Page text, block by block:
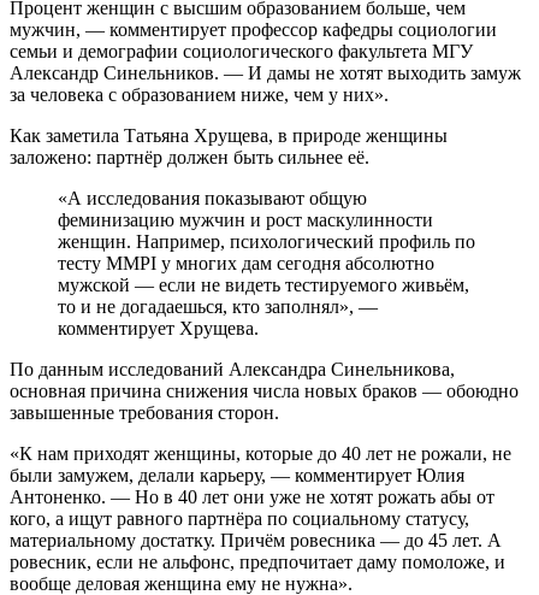
Процент женщин с высшим образованием больше, чем
мужчин, — комментирует профессор кафедры социологии
семьи и демографии социологического факультета МГУ
Александр Синельников. — И дамы не хотят выходить замуж
за человека с образованием ниже, чем у них».
Как заметила Татьяна Хрущева, в природе женщины
заложено: партнёр должен быть сильнее её.
«А исследования показывают общую
феминизацию мужчин и рост маскулинности
женщин. Например, психологический профиль по
тесту MMPI у многих дам сегодня абсолютно
мужской — если не видеть тестируемого живьём,
то и не догадаешься, кто заполнял», —
комментирует Хрущева.
По данным исследований Александра Синельникова,
основная причина снижения числа новых браков — обоюдно
завышенные требования сторон.
«К нам приходят женщины, которые до 40 лет не рожали, не
были замужем, делали карьеру, — комментирует Юлия
Антоненко. — Но в 40 лет они уже не хотят рожать абы от
кого, а ищут равного партнёра по социальному статусу,
материальному достатку. Причём ровесника — до 45 лет. А
ровесник, если не альфонс, предпочитает даму помоложе, и
вообще деловая женщина ему не нужна».